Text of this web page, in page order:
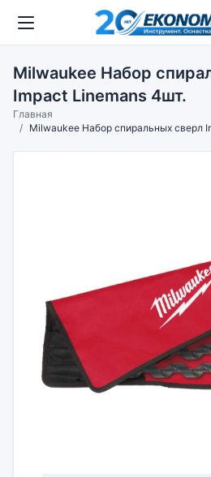
Milwaukee Набор
Impact Linemans 4шт.
Главная
Milwaukee Набор спиральных сверл